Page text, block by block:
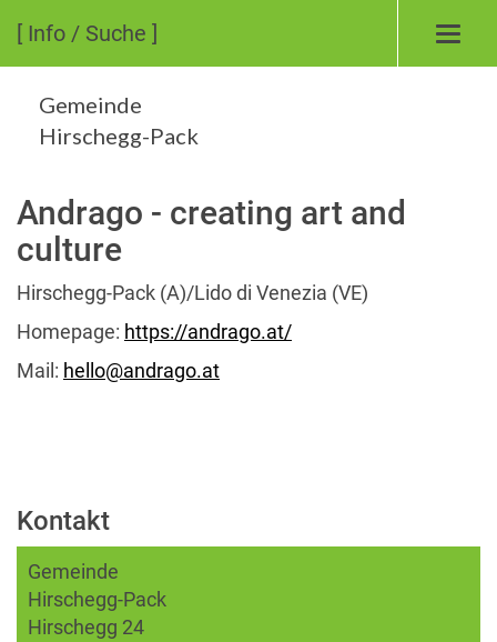
[ Info / Suche ]
Gemeinde
Hirschegg-Pack
Andrago - creating art and
culture
Hirschegg-Pack (A)/Lido di Venezia (VE)
Homepage: https://andrago.at/
Mail: hello@andrago.at
Kontakt
Gemeinde
Hirschegg-Pack
Hirschegg 24